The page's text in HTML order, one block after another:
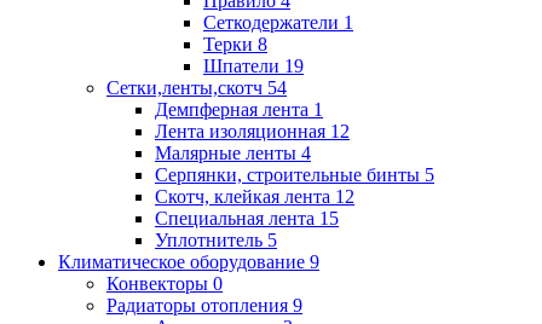
Сеткодержатели 1
Терки 8
Шпатели 19
Сетки,ленты,скотч 54
Демпферная лента 1
Лента изоляционная 12
Малярные ленты 4
Серпянки, строительные бинты 5
Скотч, клейкая лента 12
Специальная лента 15
Уплотнитель 5
Климатическое оборудование 9
Конвекторы 0
Радиаторы отопления 9